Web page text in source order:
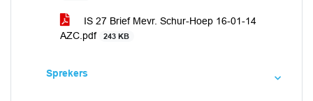
IS 27 Brief Mevr. Schur-Hoep 16-01-14
AZC.pdf
243 KB
Sprekers